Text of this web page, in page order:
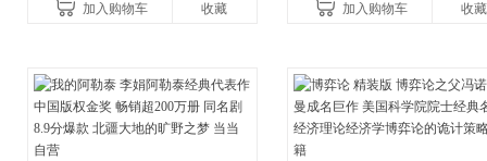
守护你！加入购物车 收藏
新增在
加入购物车 收藏